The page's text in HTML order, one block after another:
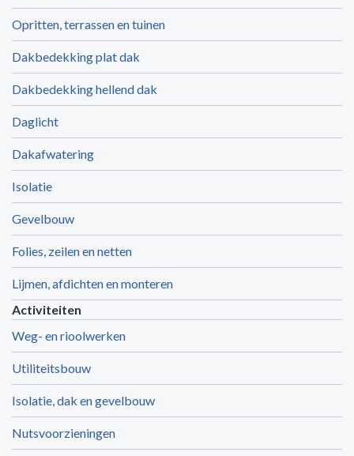
Opritten, terrassen en tuinen
Dakbedekking plat dak
Dakbedekking hellend dak
Daglicht
Dakafwatering
Isolatie
Gevelbouw
Folies, zeilen en netten
Lijmen, afdichten en monteren
Activiteiten
Weg- en rioolwerken
Utiliteitsbouw
Isolatie, dak en gevelbouw
Nutsvoorzieningen